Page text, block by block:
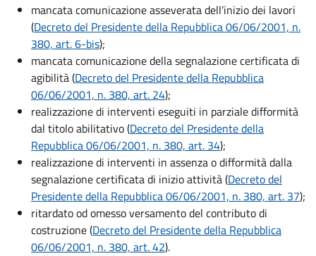
mancata comunicazione asseverata dell’inizio dei lavori
(Decreto del Presidente della Repubblica 06/06/2001, n.
380, art. 6-bis);
mancata comunicazione della segnalazione certificata di
agibilità (Decreto del Presidente della Repubblica
06/06/2001, n. 380, art. 24);
realizzazione di interventi eseguiti in parziale difformità
dal titolo abilitativo (Decreto del Presidente della
Repubblica 06/06/2001, n. 380, art. 34);
realizzazione di interventi in assenza o difformità dalla
segnalazione certificata di inizio attività (Decreto del
Presidente della Repubblica 06/06/2001, n. 380, art. 37);
ritardato od omesso versamento del contributo di
costruzione (Decreto del Presidente della Repubblica
06/06/2001, n. 380, art. 42).